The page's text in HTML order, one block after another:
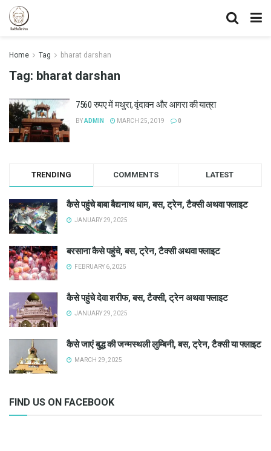
Home Tag bharat darshan
Tag: bharat darshan
7560 रुपए में मथुरा, वृंदावन और आगरा की यात्रा
BYADMIN MARCH 25, 2019 0
TRENDING COMMENTS LATEST
कैसे पहुंचे बाबा बैद्यनाथ धाम, बस, ट्रेन, टैक्सी अथवा फ्लाइट
JANUARY 29, 2025
बरसाना कैसे पहुंचे, बस, ट्रेन, टैक्सी अथवा फ्लाइट
FEBRUARY 6, 2025
कैसे पहुंचे देवा शरीफ, बस, टैक्सी, ट्रेन अथवा फ्लाइट
JANUARY 29, 2025
कैसे जाएं बुद्ध की जन्मस्थली लुम्बिनी, बस, ट्रेन, टैक्सी या फ्लाइट
MARCH 29, 2025
FIND US ON FACEBOOK